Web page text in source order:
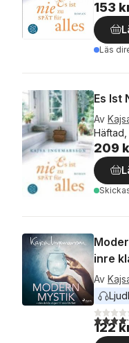
153
Läs
Es Ist
Av
Häftad,
209
inre
Av
4,2utav
122